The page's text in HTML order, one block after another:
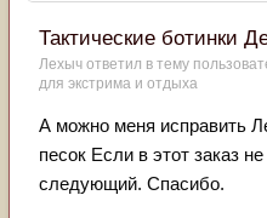
Тактические ботинки
Лехыч ответил в тему
для экстрима и отдыха
А можно меня исправить
песок Если в этот заказ
следующий. Спасибо.